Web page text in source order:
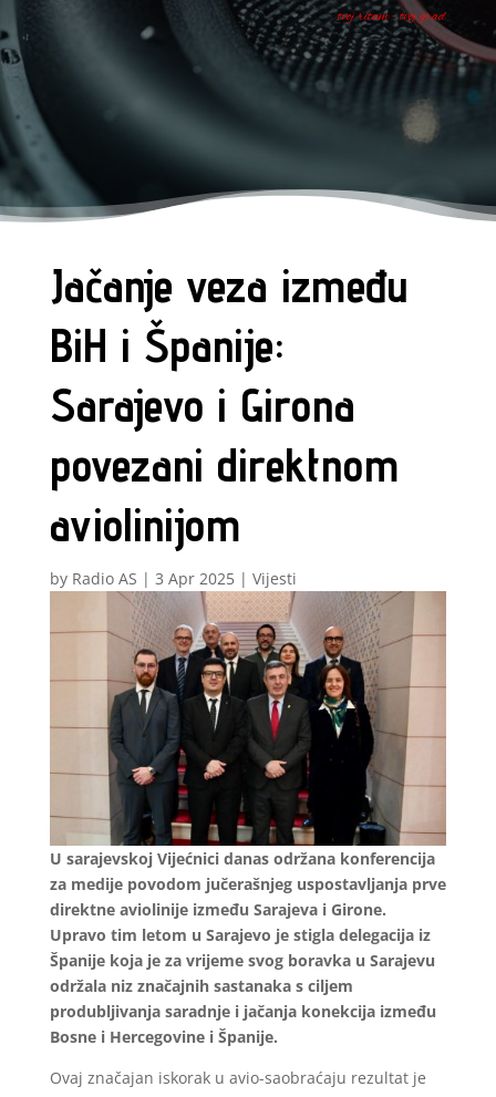
tvoj ritam - tvoj grad
Jačanje veza između
BiH i Španije:
Sarajevo i Girona
povezani direktnom
aviolinijom
by Radio AS | 3 Apr 2025| Vijesti
U sarajevskoj Vijećnici danas održana konferencija
za medije povodom jučerašnjeg uspostavljanja prve
direktne aviolinije između Sarajeva i Girone.
Upravo tim letom u Sarajevo je stigla delegacija iz
Španije koja je za vrijeme svog boravka u Sarajevu
održala niz značajnih sastanaka s ciljem
produbljivanja saradnje i jačanja konekcija između
Bosne i Hercegovine i Španije.
Ovaj značajan iskorak u avio-saobraćaju rezultat je